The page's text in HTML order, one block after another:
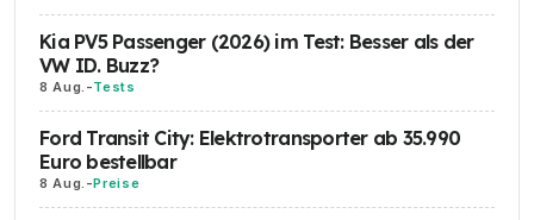
Kia PV5 Passenger (2026) im Test: Besser als der
VW ID. Buzz?
8 Aug. -Tests
Ford Transit City: Elektrotransporter ab 35.990
Euro bestellbar
8 Aug. -Preise